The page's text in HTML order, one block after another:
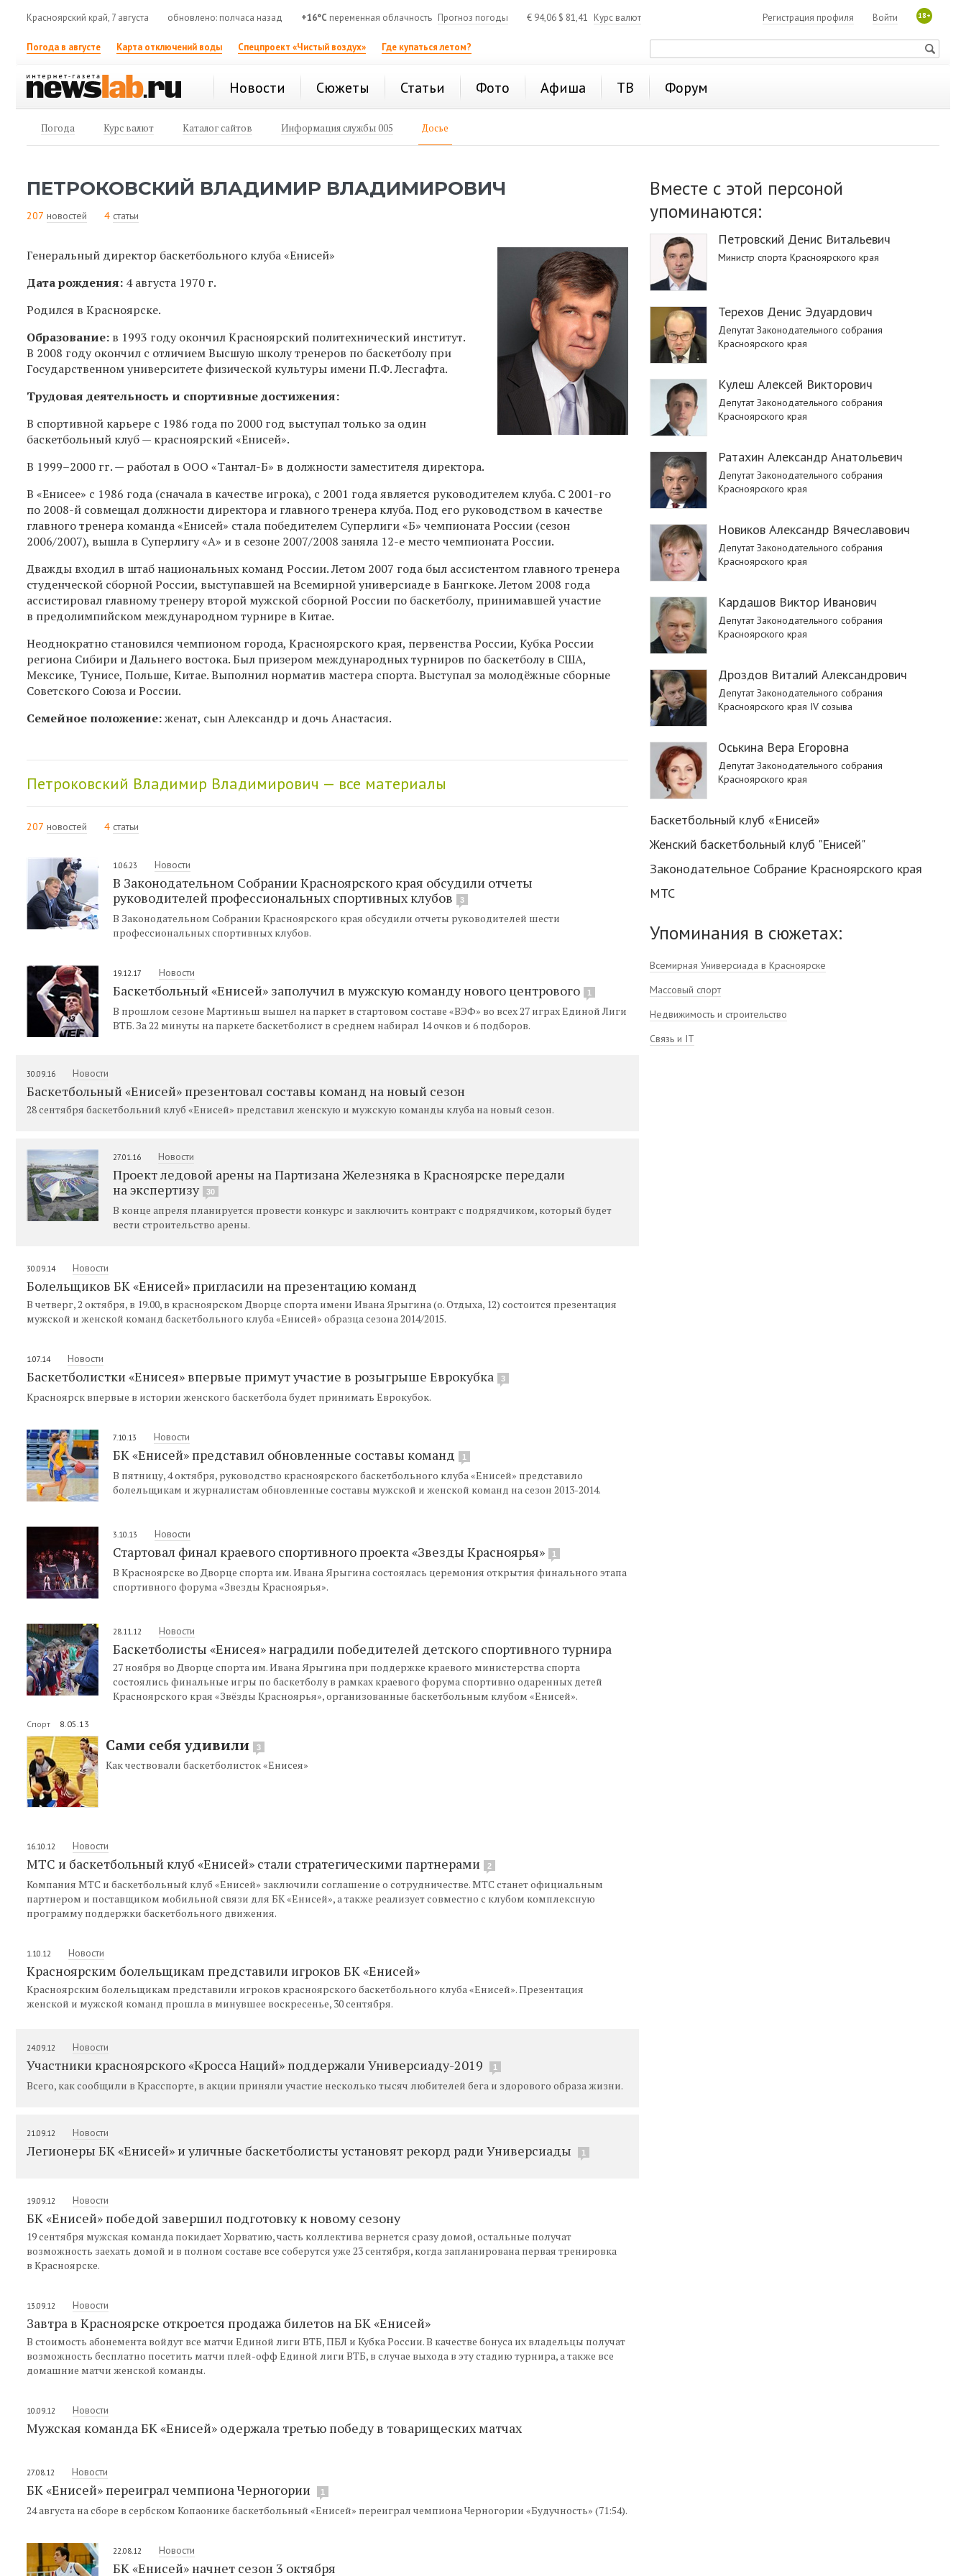
Красноярский край, 7 августа обновлено: полчаса назад +16°C переменная облачность Прогноз погоды € 94,06 $ 81,41 Курс валют 18+
Войти
Регистрация профиля
Погода в августе Карта отключений воды Спецпроект «Чистый воздух» Где купаться летом?
Новости Сюжеты Статьи Фото Афиша ТВ Форум
Погода Курс валют Каталог сайтов Информация службы 005 Досье
ПЕТРОКОВСКИЙ ВЛАДИМИР ВЛАДИМИРОВИЧ
207 новостей 4 статьи
Генеральный директор баскетбольного клуба «Енисей»
Дата рождения: 4 августа 1970 г.
Родился в Красноярске.
Образование: в 1993 годуокончил Красноярский политехнический институт.
В 2008 году окончил с отличием Высшую школу тренеров по баскетболу при
Государственном университете физической культуры имени П.Ф. Лесгафта.
Трудовая деятельность и спортивные достижения:
В спортивной карьере с 1986 года по 2000 год выступал только за один
баскетбольный клуб — красноярский «Енисей».
В 1999–2000 гг.— работал в ООО «Тантал-Б» в должности заместителя директора.
В «Енисее» с 1986 года (сначала в качестве игрока), с 2001 года является руководителем клуба. С 2001-го
по 2008-й совмещал должности директора и главного тренера клуба. Под его руководством в качестве
главного тренера команда «Енисей» стала победителем Суперлиги «Б» чемпионата России (сезон
2006/2007), вышла в Суперлигу «А» и в сезоне 2007/2008 заняла 12-е место чемпионата России.
Дважды входил в штаб национальных команд России. Летом 2007 года был ассистентом главного тренера
студенческой сборной России, выступавшей на Всемирной универсиаде в Бангкоке. Летом 2008 года
ассистировал главному тренеру второй мужской сборной России по баскетболу, принимавшей участие
в предолимпийском международном турнире в Китае.
Неоднократно становился чемпионом города, Красноярского края, первенства России, Кубка России
региона Сибири и Дальнего востока. Был призером международных турниров по баскетболу в США,
Мексике, Тунисе, Польше, Китае. Выполнил норматив мастера спорта. Выступал за молодёжные сборные
Советского Союза и России.
Семейное положение:женат, сын Александр и дочь Анастасия.
Петроковский Владимир Владимирович — все материалы
207 новостей 4 статьи
1.06.23 Новости
В Законодательном Собрании Красноярского края обсудили отчеты
руководителей профессиональных спортивных клубов
3
В Законодательном Собрании Красноярского края обсудили отчеты руководителей шести
профессиональных спортивных клубов.
19.12.17 Новости
Баскетбольный «Енисей» заполучил в мужскую команду нового центрового 1
В прошлом сезоне Мартиньш вышел на паркет в стартовом составе «ВЭФ» во всех 27 играх Единой Лиги
ВТБ. За 22 минуты на паркете баскетболист в среднем набирал 14 очков и 6 подборов.
30.09.16 Новости
Баскетбольный «Енисей» презентовал составы команд на новый сезон
28 сентября баскетбольний клуб «Енисей» представил женскую и мужскую команды клуба на новый сезон.
27.01.16 Новости
Проект ледовой арены на Партизана Железняка в Красноярске передали
на экспертизу
30
В конце апреля планируется провести конкурс и заключить контракт с подрядчиком, который будет
вести строительство арены.
30.09.14 Новости
Болельщиков БК «Енисей» пригласили на презентацию команд
В четверг, 2 октября, в 19.00, в красноярском Дворце спорта имени Ивана Ярыгина (о. Отдыха, 12) состоится презентация
мужской и женской команд баскетбольного клуба «Енисей» образца сезона 2014/2015.
1.07.14 Новости
Баскетболистки «Енисея» впервые примут участие в розыгрыше Еврокубка 3
Красноярск впервые в истории женского баскетбола будет принимать Еврокубок.
7.10.13 Новости
БК «Енисей» представил обновленные составы команд 1
В пятницу, 4 октября, руководство красноярского баскетбольного клуба «Енисей» представило
болельщикам и журналистам обновленные составы мужской и женской команд на сезон 2013-2014.
3.10.13 Новости
Стартовал финал краевого спортивного проекта «Звезды Красноярья» 1
В Красноярске во Дворце спорта им. Ивана Ярыгина состоялась церемония открытия финального этапа
спортивного форума «Звезды Красноярья».
28.11.12 Новости
Баскетболисты «Енисея» наградили победителей детского спортивного турнира
27 ноября во Дворце спорта им. Ивана Ярыгина при поддержке краевого министерства спорта
состоялись финальные игры по баскетболу в рамках краевого форума спортивно одаренных детей
Красноярского края «Звёзды Красноярья», организованные баскетбольным клубом «Енисей».
Спорт 8.05.13
Сами себя удивили 3
Как чествовали баскетболисток «Енисея»
16.10.12 Новости
МТС и баскетбольный клуб «Енисей» стали стратегическими партнерами 2
Компания МТС и баскетбольный клуб «Енисей» заключили соглашение о сотрудничестве. МТС станет официальным
партнером и поставщиком мобильной связи для БК «Енисей», а также реализует совместно с клубом комплексную
программу поддержки баскетбольного движения.
1.10.12 Новости
Красноярским болельщикам представили игроков БК «Енисей»
Красноярским болельщикам представили игроков красноярского баскетбольного клуба «Енисей». Презентация
женской и мужской команд прошла в минувшее воскресенье, 30 сентября.
24.09.12 Новости
Участники красноярского «Кросса Наций» поддержали Универсиаду-2019 1
Всего, как сообщили в Красспорте, в акции приняли участие несколько тысяч любителей бега и здорового образа жизни.
21.09.12 Новости
Легионеры БК «Енисей» и уличные баскетболисты установят рекорд ради Универсиады 1
19.09.12 Новости
БК «Енисей» победой завершил подготовку к новому сезону
19 сентября мужская команда покидает Хорватию, часть коллектива вернется сразу домой, остальные получат
возможность заехать домой и в полном составе все соберутся уже 23 сентября, когда запланирована первая тренировка
в Красноярске.
13.09.12 Новости
Завтра в Красноярске откроется продажа билетов на БК «Енисей»
В стоимость абонемента войдут все матчи Единой лиги ВТБ, ПБЛ и Кубка России. В качестве бонуса их владельцы получат
возможность бесплатно посетить матчи плей-офф Единой лиги ВТБ, в случае выхода в эту стадию турнира, а также все
домашние матчи женской команды.
10.09.12 Новости
Мужская команда БК «Енисей» одержала третью победу в товарищеских матчах
27.08.12 Новости
БК «Енисей» переиграл чемпиона Черногории 1
24 августа на сборе в сербском Копаонике баскетбольный «Енисей» переиграл чемпиона Черногории «Будучность» (71:54).
22.08.12 Новости
БК «Енисей» начнет сезон 3 октября
Вместе с этой персоной
упоминаются:
Петровский Денис Витальевич
Министр спорта Красноярского края
Терехов Денис Эдуардович
Депутат Законодательного собрания
Красноярского края
Кулеш Алексей Викторович
Депутат Законодательного собрания
Красноярского края
Ратахин Александр Анатольевич
Депутат Законодательного собрания
Красноярского края
Новиков Александр Вячеславович
Депутат Законодательного собрания
Красноярского края
Кардашов Виктор Иванович
Депутат Законодательного собрания
Красноярского края
Дроздов Виталий Александрович
Депутат Законодательного собрания
Красноярского края IV созыва
Оськина Вера Егоровна
Депутат Законодательного собрания
Красноярского края
Баскетбольный клуб «Енисей»
Женский баскетбольный клуб "Енисей"
Законодательное Собрание Красноярского края
МТС
Упоминания в сюжетах:
Всемирная Универсиада в Красноярске
Массовый спорт
Недвижимость и строительство
Связь и IT